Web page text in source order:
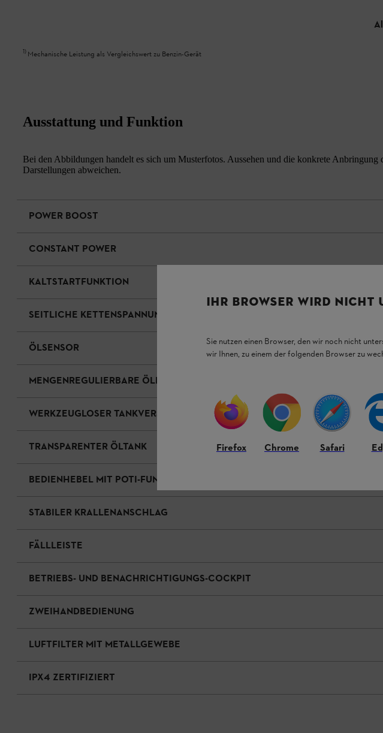
1) Mechanische Leistung als Vergleichswert zu Benzin-Gerät
Ausstattung und Funktion
Bei den Abbildungen handelt es sich um Musterfotos. Aussehen und die konkrete
Darstellungen abweichen.
POWER BOOST
CONSTANT POWER
KALTSTARTFUNKTION
SEITLICHE KETTENSPANNUNG
ÖLSENSOR
MENGENREGULIERBARE ÖLPUMPE
WERKZEUGLOSER TANKVERSCHLUSS FÜR ÖLTANKS
TRANSPARENTER ÖLTANK
BEDIENHEBEL MIT POTI-FUNKTION
STABILER KRALLENANSCHLAG
FÄLLLEISTE
BETRIEBS- UND BENACHRICHTIGUNGS-COCKPIT
ZWEIHANDBEDIENUNG
LUFTFILTER MIT METALLGEWEBE
IPX4 ZERTIFIZIERT
IHR BROWSER WIRD NICHT
Sie nutzen einen Browser, den wir noch nicht
wir Ihnen, zu einem der folgenden Browser zu
Firefox Chrome Safari